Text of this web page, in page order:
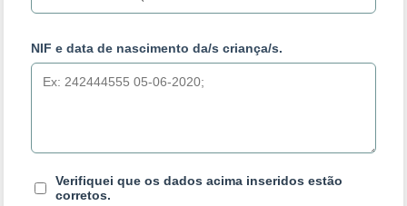
NIF e data de nascimento da/s criança/s.
Verifiquei que os dados acima inseridos estão
corretos.